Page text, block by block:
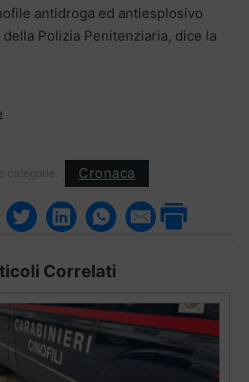
antidroga ed antiesplosivo
Polizia Penitenziaria, dice la
categorie: Cronaca
Correlati